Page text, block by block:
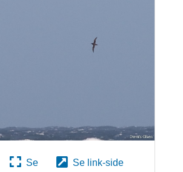
Se
Se link-side